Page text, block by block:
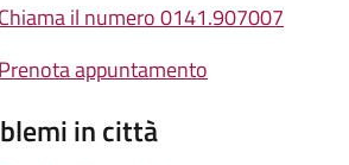
Chiama il numero 0141.907007
Prenota appuntamento
in città